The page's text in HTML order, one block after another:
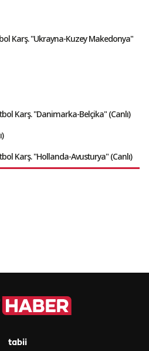
Karş. "Ukrayna-Kuzey Makedonya"
Karş. "Danimarka-Belçika" (Canlı)
Karş. "Hollanda-Avusturya" (Canlı)
tabii